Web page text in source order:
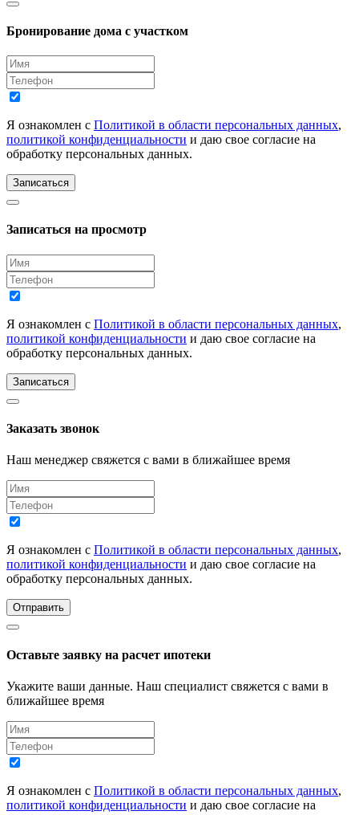
Бронирование дома с участком
Я ознакомлен с Политикой в области персональных данных,
политикой конфиденциальности и даю свое согласие на
обработку персональных данных.
Записаться
Записаться на просмотр
Я ознакомлен с Политикой в области персональных данных,
политикой конфиденциальности и даю свое согласие на
обработку персональных данных.
Записаться
Заказать звонок
Наш менеджер свяжется с вами в ближайшее время
Я ознакомлен с Политикой в области персональных данных,
политикой конфиденциальности и даю свое согласие на
обработку персональных данных.
Отправить
Оставьте заявку на расчет ипотеки
Укажите ваши данные. Наш специалист свяжется с вами в
ближайшее время
Я ознакомлен с Политикой в области персональных данных,
политикой конфиденциальности и даю свое согласие на